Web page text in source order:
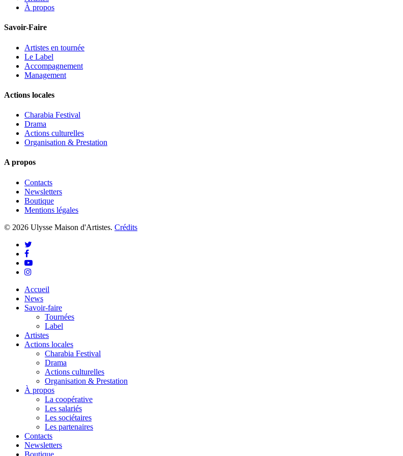
À propos
Savoir-Faire
Artistes en tournée
Le Label
Accompagnement
Management
Actions locales
Charabia Festival
Drama
Actions culturelles
Organisation & Prestation
A propos
Contacts
Newsletters
Boutique
Mentions légales
© 2026 Ulysse Maison d'Artistes. Crédits
twitter
facebook
youtube
instagram
Close
Menu
Accueil
News
Savoir-faire
Tournées
Label
Artistes
Actions locales
Charabia Festival
Drama
Actions culturelles
Organisation & Prestation
À propos
La coopérative
Les salariés
Les sociétaires
Les partenaires
Contacts
Newsletters
Boutique